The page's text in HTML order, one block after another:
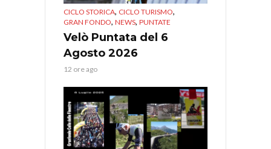
CICLO STORICA, CICLO TURISMO,
GRAN FONDO, NEWS, PUNTATE
Velò Puntata del 6
Agosto 2026
12 ore ago